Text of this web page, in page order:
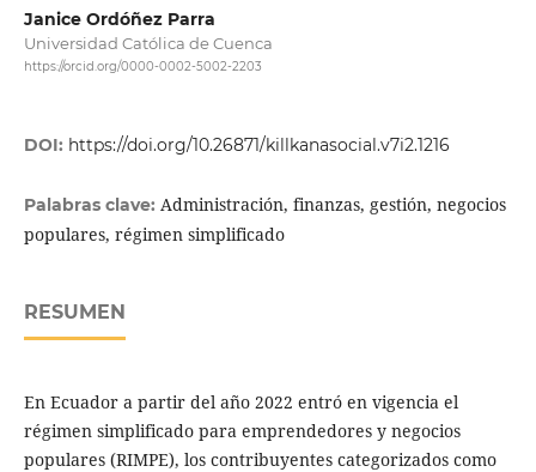
Janice Ordóñez Parra
Universidad Católica de Cuenca
https://orcid.org/0000-0002-5002-2203
DOI: https://doi.org/10.26871/killkanasocial.v7i2.1216
Palabras clave: Administración, finanzas, gestión, negocios
populares, régimen simplificado
RESUMEN
En Ecuador a partir del año 2022 entró en vigencia el
régimen simplificado para emprendedores y negocios
populares (RIMPE), los contribuyentes categorizados como